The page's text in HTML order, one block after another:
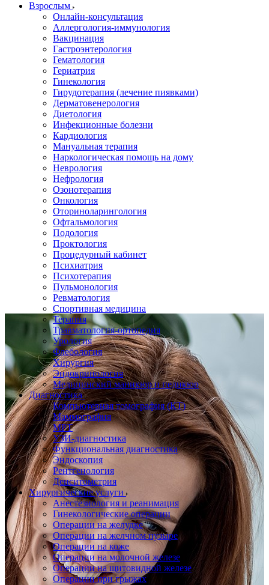
Взрослым
Онлайн-консультация
Аллергология-иммунология
Вакцинация
Гастроэнтерология
Гематология
Гериатрия
Гинекология
Гирудотерапия (лечение пиявками)
Дерматовенерология
Диетология
Инфекционные болезни
Кардиология
Мануальная терапия
Наркологическая помощь на дому
Неврология
Нефрология
Озонотерапия
Онкология
Оториноларингология
Офтальмология
Подология
Проктология
Процедурный кабинет
Психиатрия
Психотерапия
Пульмонология
Ревматология
Спортивная медицина
Терапия
Травматология-ортопедия
Урология
Флебология
Хирургия
Эндокринология
Медицинский маникюр и педикюр
Диагностика
Компьютерная томография (КТ)
Маммография
МРТ
УЗИ-диагностика
Функциональная диагностика
Эндоскопия
Рентгенология
Денситометрия
Хирургические услуги
Анестезиология и реанимация
Гинекологические операции
Операции на желудке
Операции на желчном пузыре
Операции на коже
Операции на молочной железе
Операции на щитовидной железе
Операции при грыжах